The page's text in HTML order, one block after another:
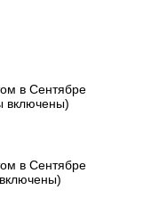
в Сентябре
включены)
в Сентябре